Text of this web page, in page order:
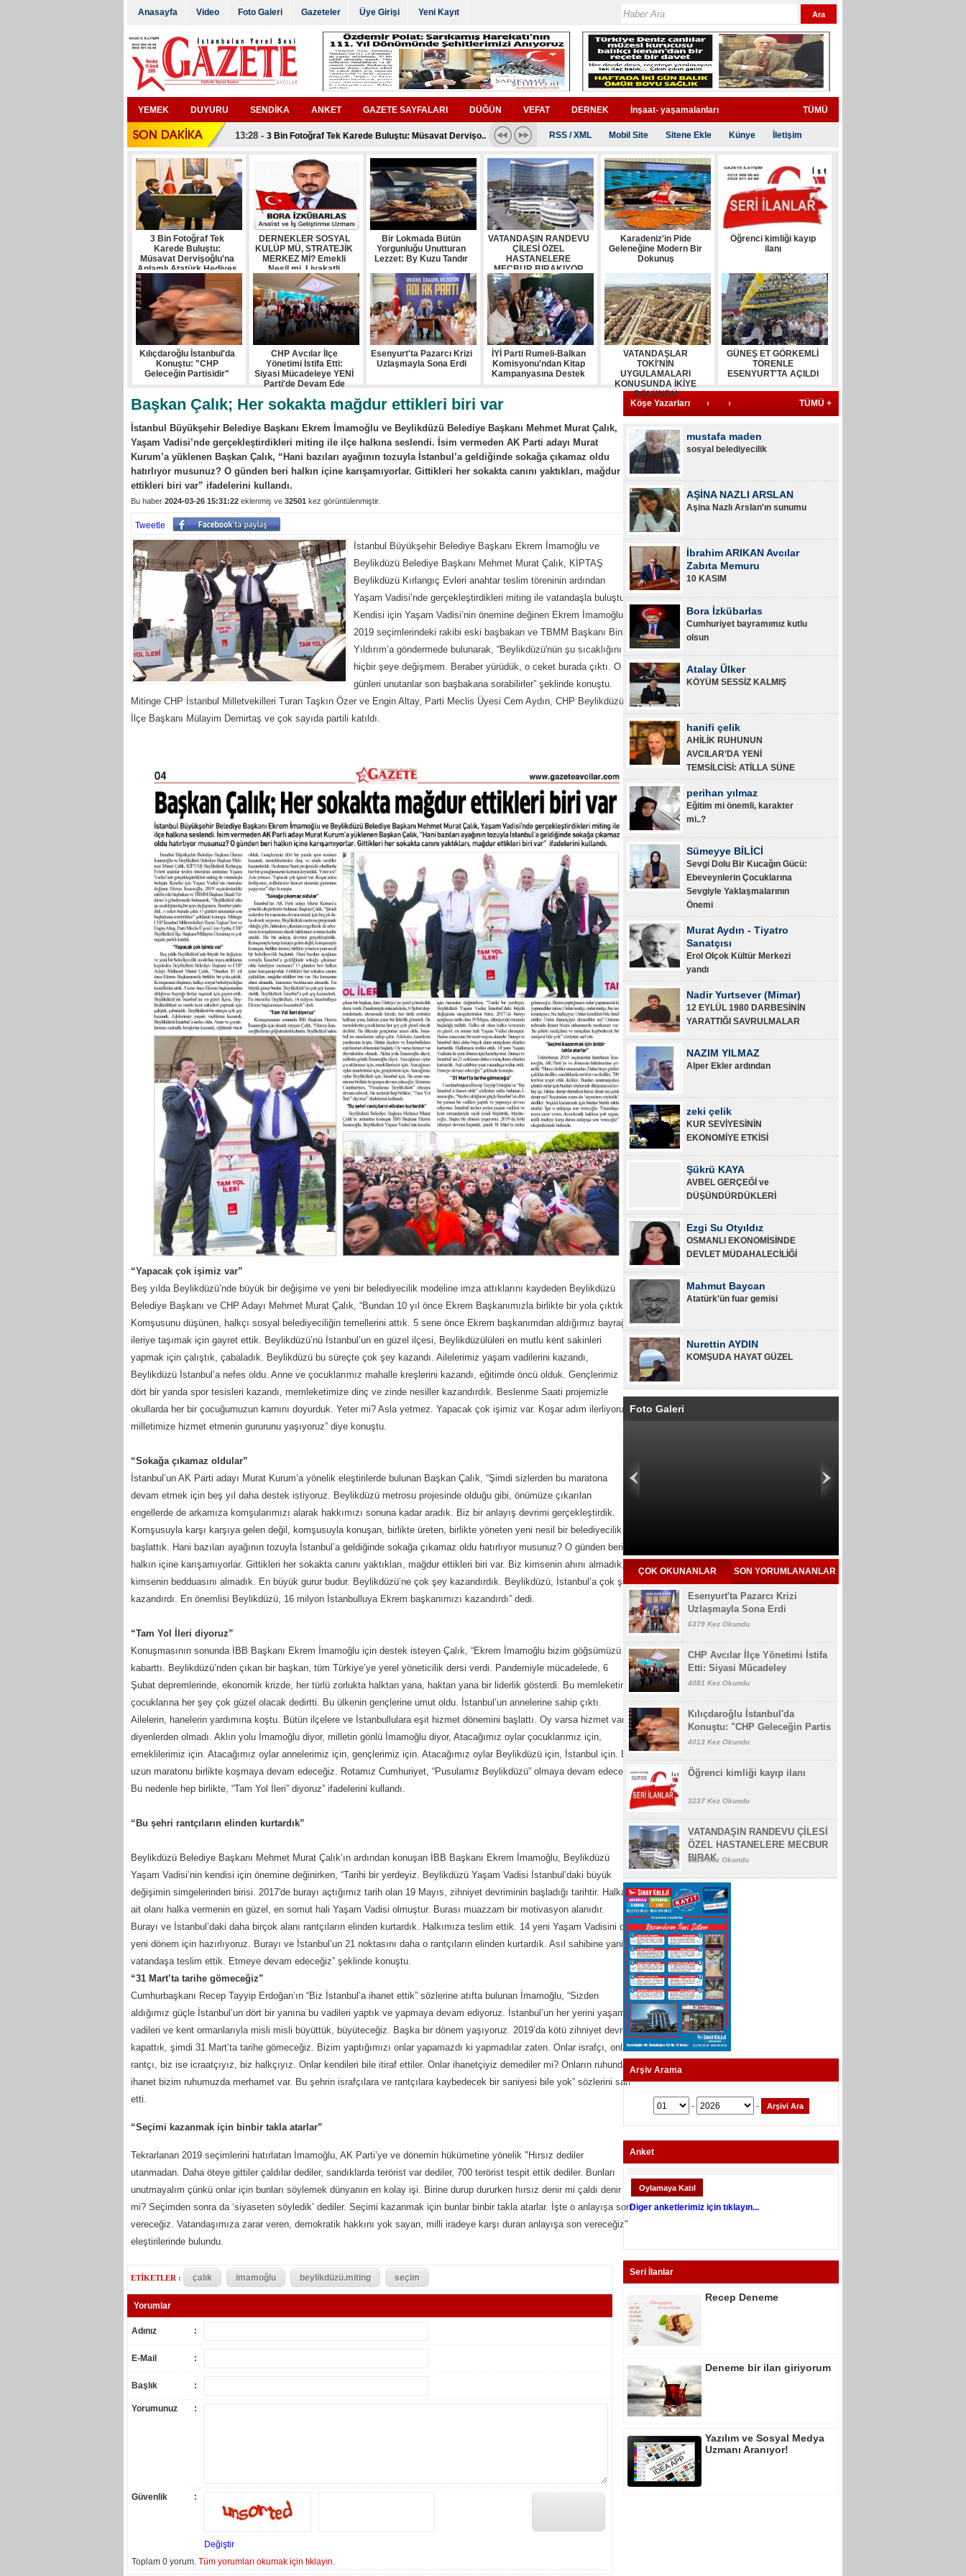
Anasayfa Video Foto Galeri Gazeteler Üye Girişi Yeni Kayıt
YEMEK DUYURU SENDİKA ANKET GAZETE SAYFALARI DÜĞÜN VEFAT DERNEK İnşaat- yaşamalanları
SEÇİM Sosyal Sorumluluk
TÜMÜ
13:28 - 3 Bin Fotoğraf Tek Karede Buluştu: Müsavat Dervişo..
DERNEKLER SOSYAL KULÜP MÜ, STRATEJİK MERKEZ M..
17:09 - Bir Lokmada Bütün Yorgunluğu Unutturan Lezzet: By ..
16:53 - VATANDAŞIN RANDEVU ÇİLESİ ÖZEL HASTANELERE MECBUR ..
15:02 -Karadeniz'in Pide Geleneğine Modern Bir Dokunuş..
06:10 -Öğrenci kimliği kayıp ilanı ..
18:51 - Kılıçdaroğlu İstanbul'da Konuştu: "CHP Geleceğin P..
15:50 -CHP Avcılar İlçe Yönetimi İstifa Etti: Siyasi Müca..
09:11 -Esenyurt'ta Pazarcı Krizi Uzlaşmayla Sona Erdi..
18:07 -İYİ Parti Rumeli-Balkan Komisyonu'ndan Kitap Kampa..
RSS /XML Mobil Site Sitene Ekle Künye İletişim
3 Bin Fotoğraf Tek
Karede Buluştu:
Müsavat Dervişoğlu'na
Anlamlı Atatürk Hediyes
DERNEKLER SOSYAL
KULÜP MÜ, STRATEJİK
MERKEZ Mİ? Emekli
Nesil mi, Liyakatli
Bir Lokmada Bütün
Yorgunluğu Unutturan
Lezzet: By Kuzu Tandır
VATANDAŞIN RANDEVU
ÇİLESİ ÖZEL
HASTANELERE
MECBUR BIRAKIYOR
Karadeniz'in Pide
Geleneğine Modern Bir
Dokunuş
Öğrenci kimliği kayıp
ilanı
Kılıçdaroğlu İstanbul'da
Konuştu: "CHP
Geleceğin Partisidir"
CHP Avcılar İlçe
Yönetimi İstifa Etti:
Siyasi Mücadeleye YENİ
Parti'de Devam Ede
Esenyurt'ta Pazarcı Krizi
Uzlaşmayla Sona Erdi
İYİ Parti Rumeli-Balkan
Komisyonu'ndan Kitap
Kampanyasına Destek
VATANDAŞLAR
TOKİ'NİN
UYGULAMALARI
KONUSUNDA İKİYE
BÖLÜNDÜ
GÜNEŞ ET GÖRKEMLİ
TÖRENLE
ESENYURT'TA AÇILDI
Başkan Çalık; Her sokakta mağdur ettikleri biri var
İstanbul Büyükşehir Belediye Başkanı Ekrem İmamoğlu ve Beylikdüzü Belediye Başkanı Mehmet Murat Çalık,
Yaşam Vadisi’nde gerçekleştirdikleri miting ile ilçe halkına seslendi. İsim vermeden AK Parti adayı Murat
Kurum’a yüklenen Başkan Çalık, “Hani bazıları ayağının tozuyla İstanbul’a geldiğinde sokağa çıkamaz oldu
hatırlıyor musunuz? O günden beri halkın içine karışamıyorlar. Gittikleri her sokakta canını yaktıkları, mağdur
ettikleri biri var” ifadelerini kullandı.
Bu haber 2024-03-26 15:31:22 eklenmiş ve 32501 kez görüntülenmiştir.
Tweetle
İstanbul Büyükşehir Belediye Başkanı Ekrem İmamoğlu ve
Beylikdüzü Belediye Başkanı Mehmet Murat Çalık, KİPTAŞ
Beylikdüzü Kırlangıç Evleri anahtar teslim töreninin ardından
Yaşam Vadisi’nde gerçekleştirdikleri miting ile vatandaşla buluştu.
Kendisi için Yaşam Vadisi’nin önemine değinen Ekrem İmamoğlu,
2019 seçimlerindeki rakibi eski başbakan ve TBMM Başkanı Binali
Yıldırım’a göndermede bulunarak, “Beylikdüzü'nün şu sıcaklığını
hiçbir şeye değişmem. Beraber yürüdük, o ceket burada çıktı. O
günleri unutanlar son başbakana sorabilirler” şeklinde konuştu.
Mitinge CHP İstanbul Milletvekilleri Turan Taşkın Özer ve Engin Altay, Parti Meclis Üyesi Cem Aydın, CHP Beylikdüzü
İlçe Başkanı Mülayim Demirtaş ve çok sayıda partili katıldı.
“Yapacak çok işimiz var”
Beş yılda Beylikdüzü’nde büyük bir değişime ve yeni bir belediyecilik modeline imza attıklarını kaydeden Beylikdüzü
Belediye Başkanı ve CHP Adayı Mehmet Murat Çalık, “Bundan 10 yıl önce Ekrem Başkanımızla birlikte bir yola çıktık.
Komşusunu düşünen, halkçı sosyal belediyeciliğin temellerini attık. 5 sene önce Ekrem başkanımdan aldığımız bayrağı
ileriye taşımak için gayret ettik. Beylikdüzü’nü İstanbul’un en güzel ilçesi, Beylikdüzülüleri en mutlu kent sakinleri
yapmak için çalıştık, çabaladık. Beylikdüzü bu süreçte çok şey kazandı. Ailelerimiz yaşam vadilerini kazandı,
Beylikdüzü İstanbul’a nefes oldu. Anne ve çocuklarımız mahalle kreşlerini kazandı, eğitimde öncü olduk. Gençlerimiz
dört bir yanda spor tesisleri kazandı, memleketimize dinç ve zinde nesiller kazandırdık. Beslenme Saati projemizle
okullarda her bir çocuğumuzun karnını doyurduk. Yeter mi? Asla yetmez. Yapacak çok işimiz var. Koşar adım ilerliyoruz,
milletimize hizmet etmenin gururunu yaşıyoruz” diye konuştu.
“Sokağa çıkamaz oldular”
İstanbul’un AK Parti adayı Murat Kurum’a yönelik eleştirilerde bulunan Başkan Çalık, “Şimdi sizlerden bu maratona
devam etmek için beş yıl daha destek istiyoruz. Beylikdüzü metrosu projesinde olduğu gibi, önümüze çıkarılan
engellerde de arkamıza komşularımızı alarak hakkımızı sonuna kadar aradık. Biz bir anlayış devrimi gerçekleştirdik.
Komşusuyla karşı karşıya gelen değil, komşusuyla konuşan, birlikte üreten, birlikte yöneten yeni nesil bir belediyecilik
başlattık. Hani bazıları ayağının tozuyla İstanbul’a geldiğinde sokağa çıkamaz oldu hatırlıyor musunuz? O günden beri
halkın içine karışamıyorlar. Gittikleri her sokakta canını yaktıkları, mağdur ettikleri biri var. Biz kimsenin ahını almadık,
kimsenin bedduasını almadık. En büyük gurur budur. Beylikdüzü’ne çok şey kazandırdık. Beylikdüzü, İstanbul’a çok şey
kazandırdı. En önemlisi Beylikdüzü, 16 milyon İstanbulluya Ekrem başkanımızı kazandırdı” dedi.
“Tam Yol İleri diyoruz”
Konuşmasının sonunda İBB Başkanı Ekrem İmamoğlu için destek isteyen Çalık, “Ekrem İmamoğlu bizim göğsümüzü
kabarttı. Beylikdüzü’nden çıkan bir başkan, tüm Türkiye’ye yerel yöneticilik dersi verdi. Pandemiyle mücadelede, 6
Şubat depremlerinde, ekonomik krizde, her türlü zorlukta halktan yana, haktan yana bir liderlik gösterdi. Bu memleketin
çocuklarına her şey çok güzel olacak dedirtti. Bu ülkenin gençlerine umut oldu. İstanbul’un annelerine sahip çıktı.
Ailelerin, hanelerin yardımına koştu. Bütün ilçelere ve İstanbullulara eşit hizmet dönemini başlattı. Oy varsa hizmet var
diyenlerden olmadı. Aklın yolu İmamoğlu diyor, milletin gönlü İmamoğlu diyor, Atacağımız oylar çocuklarımız için,
emeklilerimiz için. Atacağımız oylar annelerimiz için, gençlerimiz için. Atacağımız oylar Beylikdüzü için, İstanbul için. Bu
uzun maratonu birlikte koşmaya devam edeceğiz. Rotamız Cumhuriyet, “Pusulamız Beylikdüzü” olmaya devam edecek.
Bu nedenle hep birlikte, “Tam Yol İleri” diyoruz” ifadelerini kullandı.
“Bu şehri rantçıların elinden kurtardık”
Beylikdüzü Belediye Başkanı Mehmet Murat Çalık’ın ardından konuşan İBB Başkanı Ekrem İmamoğlu, Beylikdüzü
Yaşam Vadisi’nin kendisi için önemine değinirken, “Tarihi bir yerdeyiz. Beylikdüzü Yaşam Vadisi İstanbul’daki büyük
değişimin simgelerinden birisi. 2017'de burayı açtığımız tarih olan 19 Mayıs, zihniyet devriminin başladığı tarihtir. Halka
ait olanı halka vermenin en güzel, en somut hali Yaşam Vadisi olmuştur. Burası muazzam bir motivasyon alanıdır.
Burayı ve İstanbul’daki daha birçok alanı rantçıların elinden kurtardık. Halkımıza teslim ettik. 14 yeni Yaşam Vadisini de
yeni dönem için hazırlıyoruz. Burayı ve İstanbul’un 21 noktasını daha o rantçıların elinden kurtardık. Asıl sahibine yani
vatandaşa teslim ettik. Etmeye devam edeceğiz” şeklinde konuştu.
“31 Mart’ta tarihe gömeceğiz”
Cumhurbaşkanı Recep Tayyip Erdoğan’ın “Biz İstanbul’a ihanet ettik” sözlerine atıfta bulunan İmamoğlu, “Sizden
aldığımız güçle İstanbul’un dört bir yanına bu vadileri yaptık ve yapmaya devam ediyoruz. İstanbul’un her yerini yaşam
vadileri ve kent ormanlarıyla misli misli büyüttük, büyüteceğiz. Başka bir dönem yaşıyoruz. 2019’da kötü zihniyet devrini
kapattık, şimdi 31 Mart’ta tarihe gömeceğiz. Bizim yaptığımızı onlar yapamazdı ki yapmadılar zaten. Onlar israfçı, onlar
rantçı, biz ise icraatçıyız, biz halkçıyız. Onlar kendileri bile itiraf ettiler. Onlar ihanetçiyiz demediler mi? Onların ruhunda
ihanet bizim ruhumuzda merhamet var. Bu şehrin israfçılara ve rantçılara kaybedecek bir saniyesi bile yok” sözlerini sarf
etti.
“Seçimi kazanmak için binbir takla atarlar”
Tekrarlanan 2019 seçimlerini hatırlatan İmamoğlu, AK Parti’ye ve dönemin hükümetine yönelik "Hırsız dediler
utanmadan. Daha öteye gittiler çaldılar dediler, sandıklarda terörist var dediler, 700 terörist tespit ettik dediler. Bunları
unutmayalım çünkü onlar için bunları söylemek dünyanın en kolay işi. Birine durup dururken hırsız denir mi çaldı denir
mi? Seçimden sonra da ‘siyaseten söyledik’ dediler. Seçimi kazanmak için bunlar binbir takla atarlar. İşte o anlayışa son
vereceğiz. Vatandaşımıza zarar veren, demokratik hakkını yok sayan, milli iradeye karşı duran anlayışa son vereceğiz"
eleştirilerinde bulundu.
ETİKETLER : çalık imamoğlu beylikdüzü.miting seçim
Yorumlar
Adınız :
E-Mail :
Başlık :
Yorumunuz :
Güvenlik :
Değiştir
Toplam 0 yorum. Tüm yorumları okumak için tıklayın.
Köşe Yazarları ‹ › TÜMÜ +
mustafa maden
sosyal belediyecilik
AŞİNA NAZLI ARSLAN
Aşina Nazlı Arslan'ın sunumu
İbrahim ARIKAN Avcılar
Zabıta Memuru
10 KASIM
Bora İzkübarlas
Cumhuriyet bayramımız kutlu
olsun
Atalay Ülker
KÖYÜM SESSİZ KALMIŞ
hanifi çelik
AHİLİK RUHUNUN
AVCILAR’DA YENİ
TEMSİLCİSİ: ATİLLA SÜNE
perihan yılmaz
Eğitim mi önemli, karakter
mi..?
Sümeyye BİLİCİ
Sevgi Dolu Bir Kucağın Gücü:
Ebeveynlerin Çocuklarına
Sevgiyle Yaklaşmalarının
Önemi
Murat Aydın - Tiyatro
Sanatçısı
Erol Olçok Kültür Merkezi
yandı
Nadir Yurtsever (Mimar)
12 EYLÜL 1980 DARBESİNİN
YARATTIĞI SAVRULMALAR
NAZIM YILMAZ
Alper Ekler ardından
zeki çelik
KUR SEVİYESİNİN
EKONOMİYE ETKİSİ
Şükrü KAYA
AVBEL GERÇEĞİ ve
DÜŞÜNDÜRDÜKLERİ
Ezgi Su Otyıldız
OSMANLI EKONOMİSİNDE
DEVLET MÜDAHALECİLİĞİ
Mahmut Baycan
Atatürk'ün fuar gemisi
Nurettin AYDIN
KOMŞUDA HAYAT GÜZEL
Foto Galeri
ÇOK OKUNANLAR SON YORUMLANANLAR
Esenyurt'ta Pazarcı Krizi
Uzlaşmayla Sona Erdi
6379 Kez Okundu
CHP Avcılar İlçe Yönetimi İstifa
Etti: Siyasi Mücadeley
4081 Kez Okundu
Kılıçdaroğlu İstanbul'da
Konuştu: "CHP Geleceğin Partis
4013 Kez Okundu
Öğrenci kimliği kayıp ilanı
3237 Kez Okundu
VATANDAŞIN RANDEVU ÇİLESİ
ÖZEL HASTANELERE MECBUR
BIRAK
3114 Kez Okundu
Arşiv Arama
- -
Anket
Diger anketlerimiz için tıklayın...
Seri İlanlar
Recep Deneme
Deneme bir ilan giriyorum
Yazılım ve Sosyal Medya
Uzmanı Aranıyor!